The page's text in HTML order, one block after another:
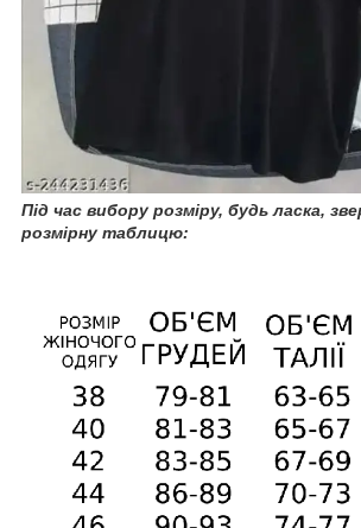
Під час вибору розміру, будь ласка,
розмірну таблицю: